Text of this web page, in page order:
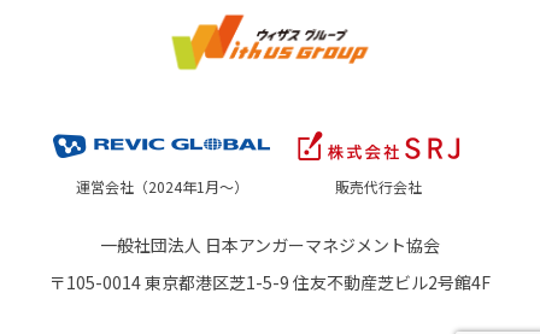
運営会社（2024年1月～） 販売代行会社
一般社団法人 日本アンガーマネジメント協会
〒105-0014 東京都港区芝1-5-9 住友不動産芝ビル2号館4F